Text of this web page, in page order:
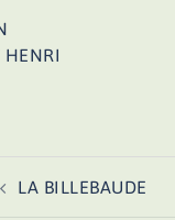
LA BILLEBAUDE